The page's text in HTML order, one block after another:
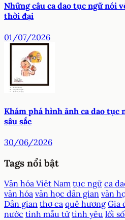
Những câu ca dao tục ngữ nói
thời đại
01/07/2026
Khám phá hình ảnh ca dao tục
sâu sắc
30/06/2026
Tags nổi bật
Văn hóa Việt Nam tục ngữ ca
văn hóa văn học dân gian văn
Dân gian thơ ca quê hương Gia
nước tình mẫu tử tình yêu lối